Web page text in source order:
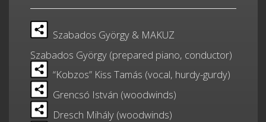
Szabados György & MAKUZ
Szabados György (prepared piano, conductor)
“Kobzos” Kiss Tamás (vocal, hurdy-gurdy)
Grencsó István (woodwinds)
Dresch Mihály (woodwinds)